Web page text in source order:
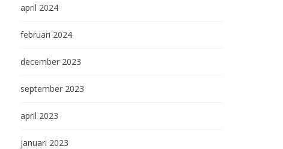
Oude gebouwen op de
april 2024
februari 2024
december 2023
september 2023
april 2023
januari 2023